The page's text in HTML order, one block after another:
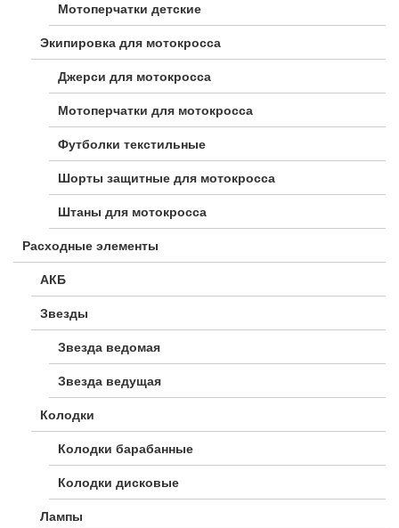
Мотоперчатки детские
Экипировка для мотокросса
Джерси для мотокросса
Мотоперчатки для мотокросса
Футболки текстильные
Шорты защитные для мотокросса
Штаны для мотокросса
Расходные элементы
АКБ
Звезды
Звезда ведомая
Звезда ведущая
Колодки
Колодки барабанные
Колодки дисковые
Лампы